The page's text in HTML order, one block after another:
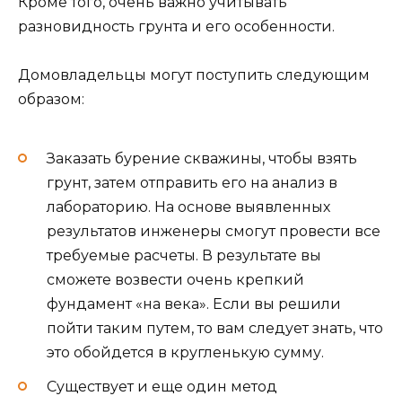
разновидность грунта и его особенности.
Домовладельцы могут поступить следующим
образом:
Заказать бурение скважины, чтобы взять
грунт, затем отправить его на анализ в
лабораторию. На основе выявленных
результатов инженеры смогут провести все
требуемые расчеты. В результате вы
сможете возвести очень крепкий
фундамент «на века». Если вы решили
пойти таким путем, то вам следует знать, что
это обойдется в кругленькую сумму.
Существует и еще один метод